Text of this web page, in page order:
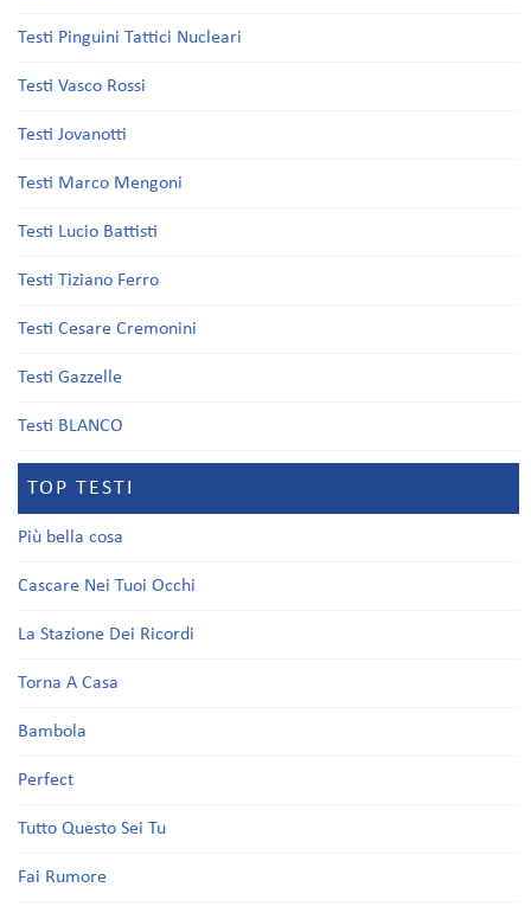
Testi Pinguini Tattici Nucleari
Testi Vasco Rossi
Testi Jovanotti
Testi Marco Mengoni
Testi Lucio Battisti
Testi Tiziano Ferro
Testi Cesare Cremonini
Testi Gazzelle
Testi BLANCO
TOP TESTI
Più bella cosa
Cascare Nei Tuoi Occhi
La Stazione Dei Ricordi
Torna A Casa
Bambola
Perfect
Tutto Questo Sei Tu
Fai Rumore